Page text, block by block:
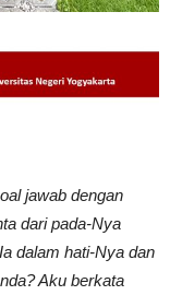
jawab dengan
dari pada-Nya
dalam hati-Nya dan
Aku berkata